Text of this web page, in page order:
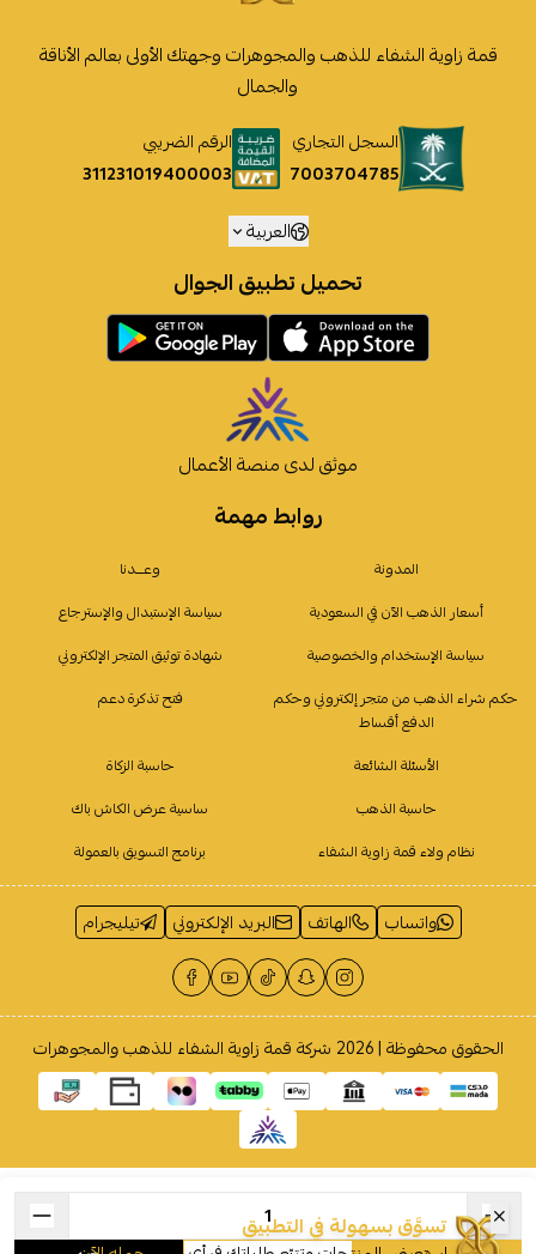
روابط مهمة
المدونة
وعـــدنا
أسعار الذهب الآن في السعودية
سياسة الإستبدال والإسترجاع
سياسة الإستخدام والخصوصية
شهادة توثيق المتجر الإلكتروني
حكم شراء الذهب من متجر إلكتروني وحكم
الدفع أقساط
فتح تذكرة دعم
الأسئلة الشائعة
حاسبة الزكاة
حاسبة الذهب
ساسية عرض الكاش باك
نظام ولاء قمة زاوية الشفاء
برنامج التسويق بالعمولة
قمة زاوية الشفاء للذهب والمجوهرات وجهتك الأولى بعالم الأناقة
والجمال
السجل التجاري
7003704785
الرقم الضريبي
311231019400003
العربية
تحميل تطبيق الجوال
موثق لدى منصة الأعمال
واتساب الهاتف البريد الإلكتروني تيليجرام
الحقوق محفوظة | 2026 شركة قمة زاوية الشفاء للذهب والمجوهرات
تسوَّق بسهولة في التطبيق